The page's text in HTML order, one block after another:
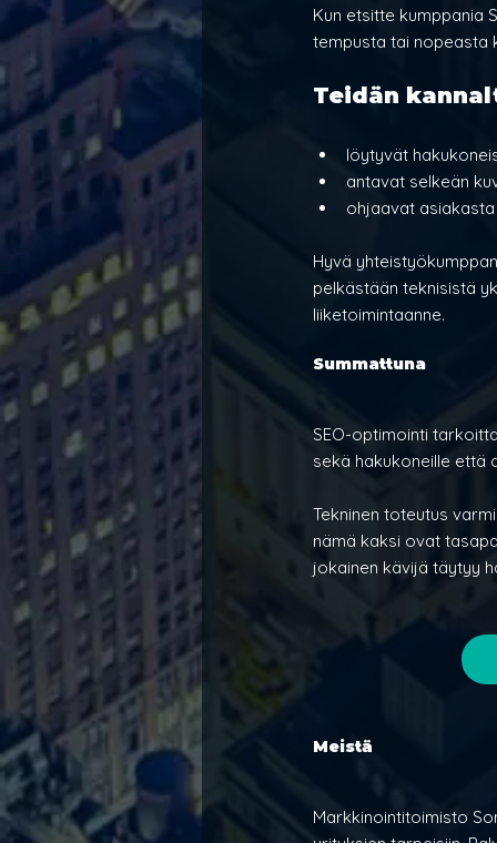
Kun etsitte kumppania
tempusta tai nopeasta
Teidän
löytyvät
antavat selkeän
ohjaavat
Hyvä
pelkästään teknisistä
liiketoimintaanne.
Summattuna
SEO-optimointi
sekä hakukoneille että
Tekninen toteutus
nämä kaksi ovat
jokainen kävijä täytyy
Meistä
Markkinointitoimisto